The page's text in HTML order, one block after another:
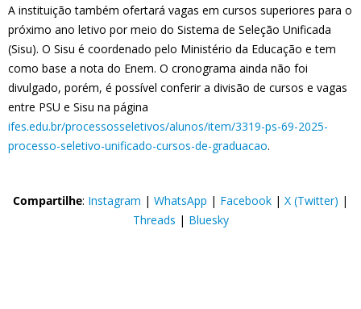
A instituição também ofertará vagas em cursos superiores para o
próximo ano letivo por meio do Sistema de Seleção Unificada
(Sisu). O Sisu é coordenado pelo Ministério da Educação e tem
como base a nota do Enem. O cronograma ainda não foi
divulgado, porém, é possível conferir a divisão de cursos e vagas
entre PSU e Sisu na página
ifes.edu.br/processosseletivos/alunos/item/3319-ps-69-2025-
processo-seletivo-unificado-cursos-de-graduacao.
Compartilhe: Instagram | WhatsApp | Facebook | X (Twitter) |
Threads | Bluesky